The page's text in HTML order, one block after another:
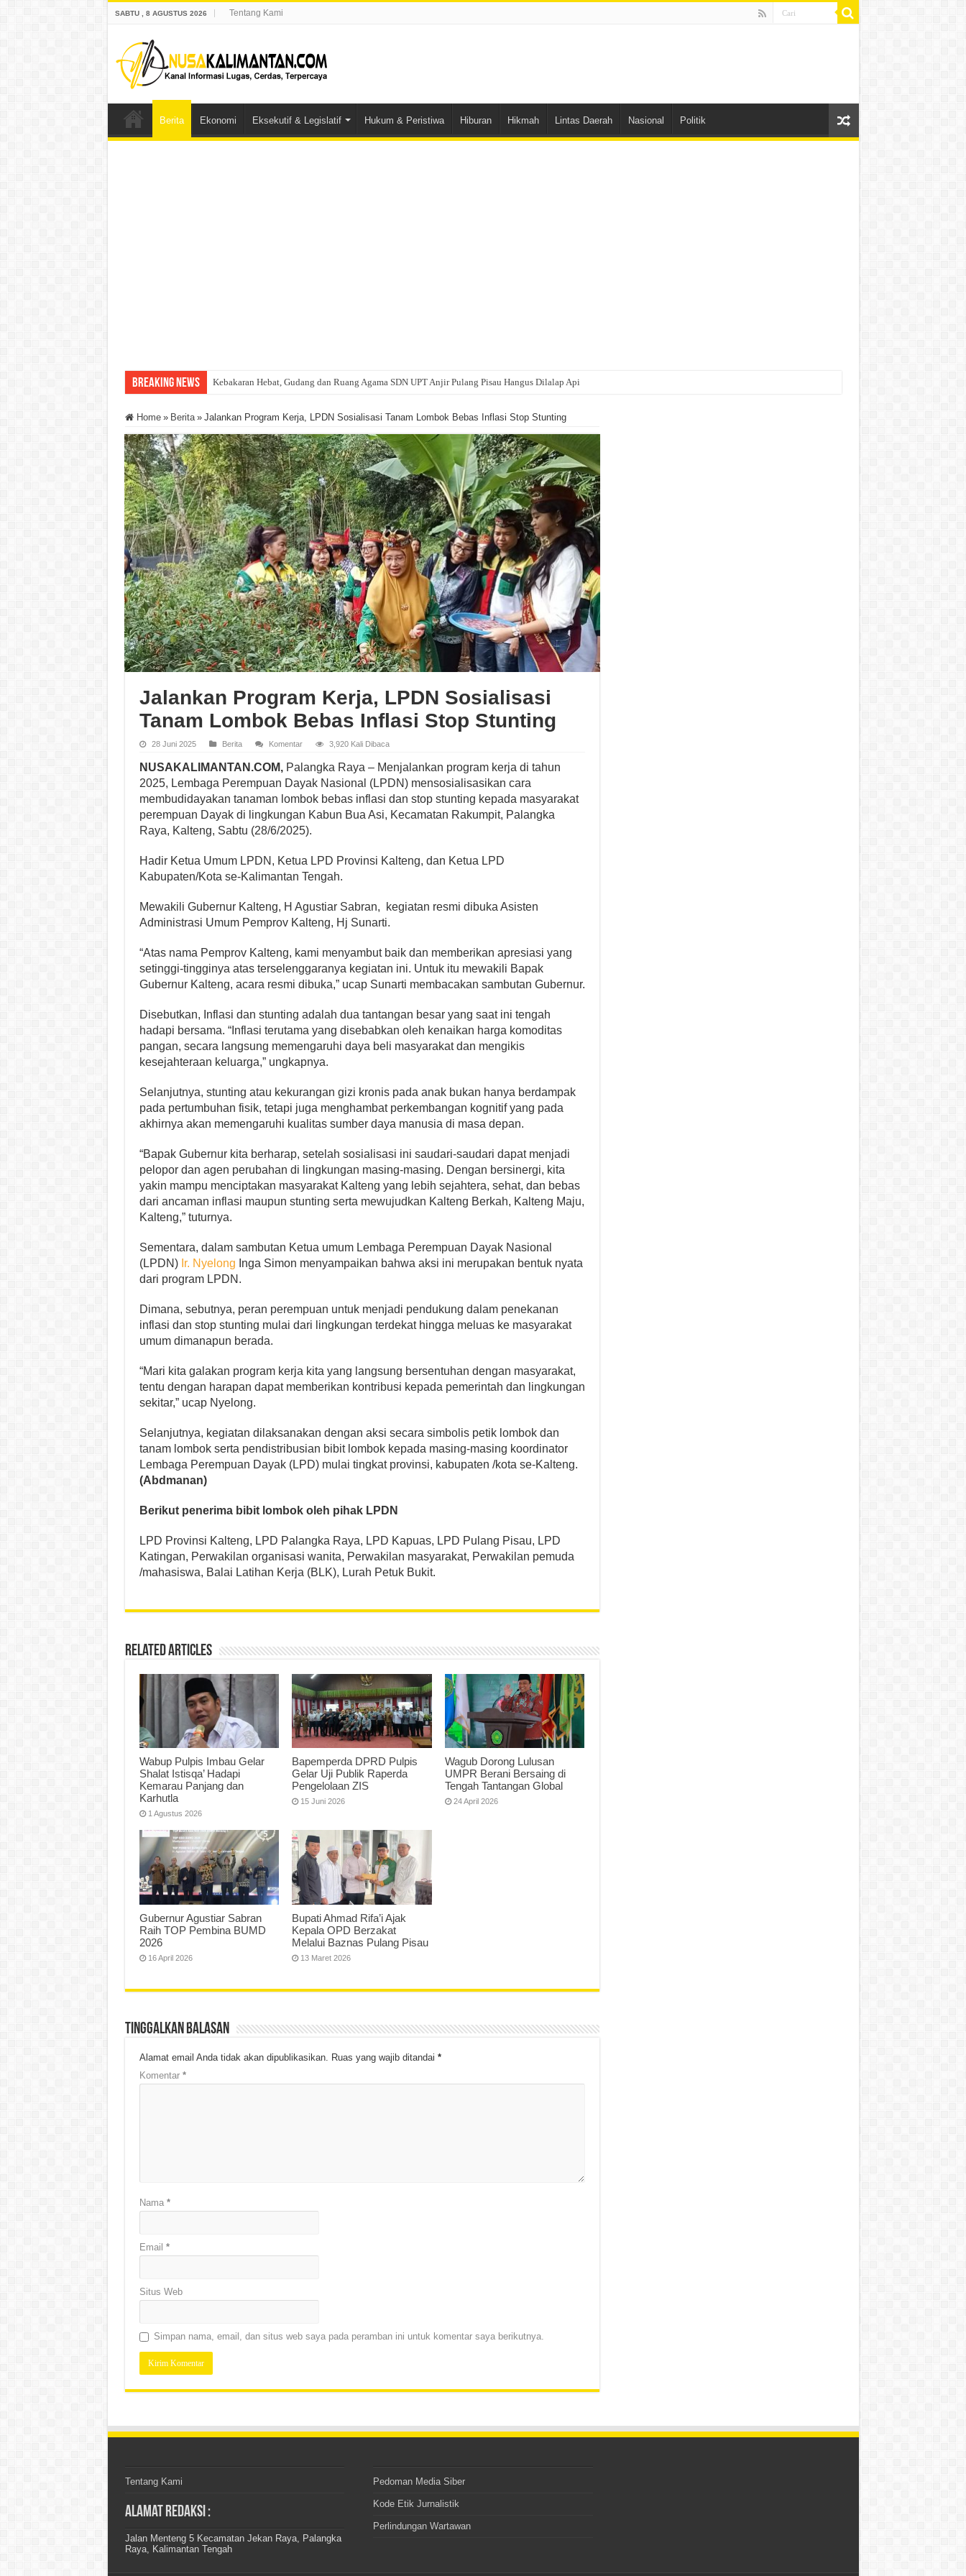
SABTU , 8 AGUSTUS 2026 Tentang Kami
Berita Ekonomi Eksekutif & Legislatif Hukum & Peristiwa Hiburan Hikmah Lintas Daerah Nasional Politik
Breaking News Kebakaran Hebat, Gudang dan Ruang Agama SDN UPT Anjir Pulang Pisau Hangus Dilalap Api
Home » Berita » Jalankan Program Kerja, LPDN Sosialisasi Tanam Lombok Bebas Inflasi Stop Stunting
Jalankan Program Kerja, LPDN Sosialisasi
Tanam Lombok Bebas Inflasi Stop Stunting
28 Juni 2025 Berita Komentar 3,920 Kali Dibaca
NUSAKALIMANTAN.COM, Palangka Raya – Menjalankan program kerja di tahun
2025, Lembaga Perempuan Dayak Nasional (LPDN) mensosialisasikan cara
membudidayakan tanaman lombok bebas inflasi dan stop stunting kepada masyarakat
perempuan Dayak di lingkungan Kabun Bua Asi, Kecamatan Rakumpit, Palangka
Raya, Kalteng, Sabtu (28/6/2025).
Hadir Ketua Umum LPDN, Ketua LPD Provinsi Kalteng, dan Ketua LPD
Kabupaten/Kota se-Kalimantan Tengah.
Mewakili Gubernur Kalteng, H Agustiar Sabran, kegiatan resmi dibuka Asisten
Administrasi Umum Pemprov Kalteng, Hj Sunarti.
“Atas nama Pemprov Kalteng, kami menyambut baik dan memberikan apresiasi yang
setinggi-tingginya atas terselenggaranya kegiatan ini. Untuk itu mewakili Bapak
Gubernur Kalteng, acara resmi dibuka,” ucap Sunarti membacakan sambutan Gubernur.
Disebutkan, Inflasi dan stunting adalah dua tantangan besar yang saat ini tengah
hadapi bersama. “Inflasi terutama yang disebabkan oleh kenaikan harga komoditas
pangan, secara langsung memengaruhi daya beli masyarakat dan mengikis
kesejahteraan keluarga,” ungkapnya.
Selanjutnya, stunting atau kekurangan gizi kronis pada anak bukan hanya berdampak
pada pertumbuhan fisik, tetapi juga menghambat perkembangan kognitif yang pada
akhirnya akan memengaruhi kualitas sumber daya manusia di masa depan.
“Bapak Gubernur kita berharap, setelah sosialisasi ini saudari-saudari dapat menjadi
pelopor dan agen perubahan di lingkungan masing-masing. Dengan bersinergi, kita
yakin mampu menciptakan masyarakat Kalteng yang lebih sejahtera, sehat, dan bebas
dari ancaman inflasi maupun stunting serta mewujudkan Kalteng Berkah, Kalteng Maju,
Kalteng,” tuturnya.
Sementara, dalam sambutan Ketua umum Lembaga Perempuan Dayak Nasional
(LPDN) Ir. Nyelong Inga Simon menyampaikan bahwa aksi ini merupakan bentuk nyata
dari program LPDN.
Dimana, sebutnya, peran perempuan untuk menjadi pendukung dalam penekanan
inflasi dan stop stunting mulai dari lingkungan terdekat hingga meluas ke masyarakat
umum dimanapun berada.
“Mari kita galakan program kerja kita yang langsung bersentuhan dengan masyarakat,
tentu dengan harapan dapat memberikan kontribusi kepada pemerintah dan lingkungan
sekitar,” ucap Nyelong.
Selanjutnya, kegiatan dilaksanakan dengan aksi secara simbolis petik lombok dan
tanam lombok serta pendistribusian bibit lombok kepada masing-masing koordinator
Lembaga Perempuan Dayak (LPD) mulai tingkat provinsi, kabupaten /kota se-Kalteng.
(Abdmanan)
Berikut penerima bibit lombok oleh pihak LPDN
LPD Provinsi Kalteng, LPD Palangka Raya, LPD Kapuas, LPD Pulang Pisau, LPD
Katingan, Perwakilan organisasi wanita, Perwakilan masyarakat, Perwakilan pemuda
/mahasiswa, Balai Latihan Kerja (BLK), Lurah Petuk Bukit.
Related Articles
Wabup Pulpis Imbau Gelar
Shalat Istisqa’ Hadapi
Kemarau Panjang dan
Karhutla
1 Agustus 2026
Bapemperda DPRD Pulpis
Gelar Uji Publik Raperda
Pengelolaan ZIS
15 Juni 2026
Wagub Dorong Lulusan
UMPR Berani Bersaing di
Tengah Tantangan Global
24 April 2026
Gubernur Agustiar Sabran
Raih TOP Pembina BUMD
2026
16 April 2026
Bupati Ahmad Rifa’i Ajak
Kepala OPD Berzakat
Melalui Baznas Pulang Pisau
13 Maret 2026
Tinggalkan Balasan
Alamat email Anda tidak akan dipublikasikan. Ruas yang wajib ditandai *
Komentar *
Nama *
Email *
Situs Web
Simpan nama, email, dan situs web saya pada peramban ini untuk komentar saya berikutnya.
Tentang Kami
Alamat Redaksi :
Jalan Menteng 5 Kecamatan Jekan Raya, Palangka
Raya, Kalimantan Tengah
Pedoman Media Siber
Kode Etik Jurnalistik
Perlindungan Wartawan